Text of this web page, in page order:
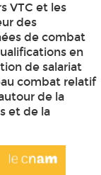
VTC et les
des
de combat
en
de salariat
combat relatif
de la
et de la